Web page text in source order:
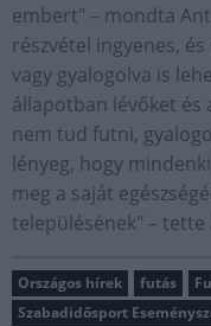
embert" – mondta
részvétel ingyenes,
vagy gyalogolva is
állapotban lévőket és
nem tud futni,
lényeg, hogy
meg a saját
településének" – tette
Országos hírek futás
Szabadidősport